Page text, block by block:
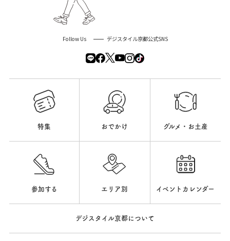
Follow Us デジスタイル京都公式SNS
特集 おでかけ グルメ・お土産
参加する エリア別 イベントカレンダー
デジスタイル京都について